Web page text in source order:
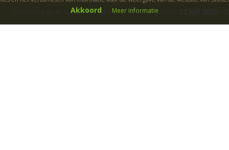
StickerOp gaat bijna met vakantie! Bestellingen na
Akkoord Meer informatie